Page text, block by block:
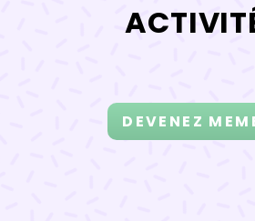
DEVENEZ